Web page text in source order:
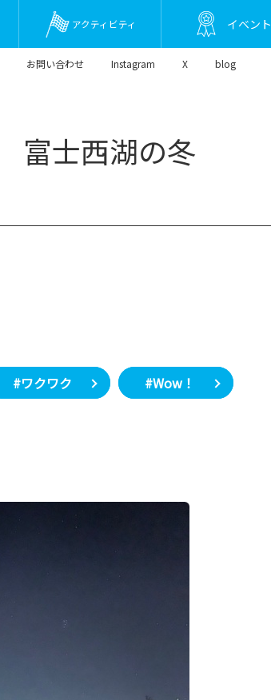
アクティビティ イベント
お問い合わせ Instagram X blog
富士西湖の冬
#ワクワク #Wow！